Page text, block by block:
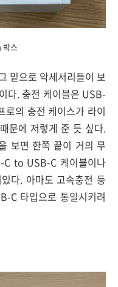
박스
밑으로 악세서리들이 보
다. 충전 케이블은 USB-
로의 충전 케이스가 라이
문에 저렇게 준 듯 싶다.
보면 한쪽 끝이 거의 무
to USB-C 케이블이나
다. 아마도 고속충전 등
C 타입으로 통일시키려